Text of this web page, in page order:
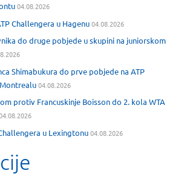
04.08.2026
Challengera u Hagenu04.08.2026
do druge pobjede u skupini na juniorskom
Shimabukura do prve pobjede na ATP
04.08.2026
protiv Francuskinje Boisson do 2. kola WTA
u Lexingtonu04.08.2026